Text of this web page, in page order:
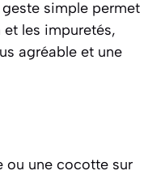
simple permet
et les impuretés,
agréable et une
ou une cocotte sur